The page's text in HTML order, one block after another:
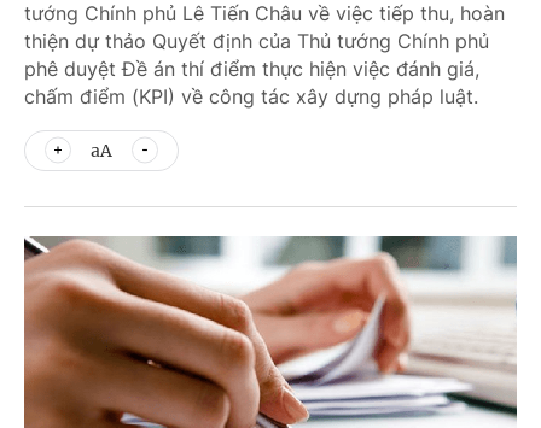
tướng Chính phủ Lê Tiến Châu về việc tiếp thu, hoàn
thiện dự thảo Quyết định của Thủ tướng Chính phủ
phê duyệt Đề án thí điểm thực hiện việc đánh giá,
chấm điểm (KPI) về công tác xây dựng pháp luật.
aA